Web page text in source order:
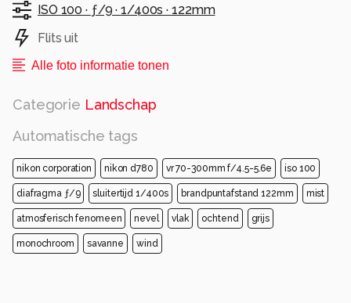
ISO 100 · ƒ/9 ·1/400s ·122mm
Flits uit
Alle foto informatie tonen
Categorie Landschap
Automatische tags
nikon corporation nikon d780 vr 70-300mm f/4.5-5.6e iso 100
diafragma ƒ/9 sluitertijd 1/400s brandpuntafstand 122mm mist
atmosferisch fenomeen nevel vlak ochtend grijs
monochroom savanne wind